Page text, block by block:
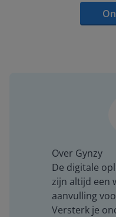
Over Gynzy
De digitale
zijn altijd een
aanvulling
Versterk je